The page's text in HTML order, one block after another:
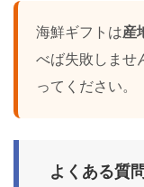
海鮮ギフトは産
べば失敗しませ
ってください。
よくある質問